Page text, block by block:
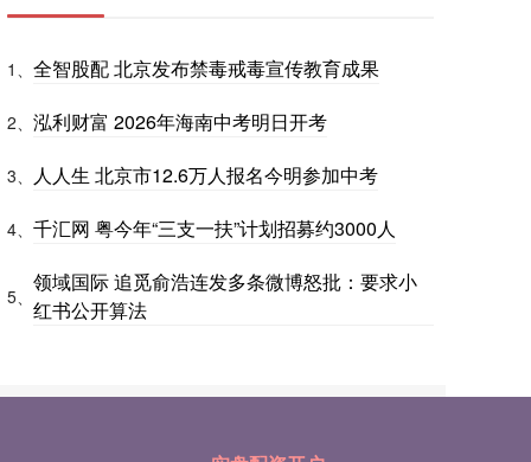
1、 全智股配 北京发布禁毒戒毒宣传教育成果
2、 泓利财富 2026年海南中考明日开考
3、 人人生 北京市12.6万人报名今明参加中考
4、 千汇网 粤今年“三支一扶”计划招募约3000人
5、
领域国际 追觅俞浩连发多条微博怒批：要求小
红书公开算法